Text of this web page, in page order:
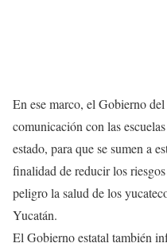
En ese marco, el Gobierno
comunicación con las
estado, para que se sumen a
finalidad de reducir los
peligro la salud de los
Yucatán.
El Gobierno estatal también